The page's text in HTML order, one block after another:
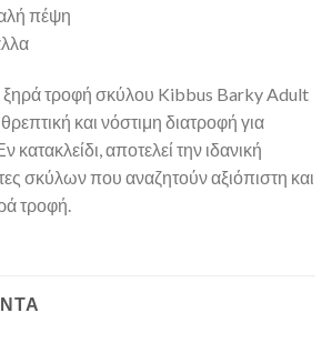
πέψη
ξηρά τροφή σκύλου Kibbus Barky Adult
και νόστιμη διατροφή για
κατακλείδι, αποτελεί την ιδανική
σκύλων που αναζητούν αξιόπιστη και
τροφή.